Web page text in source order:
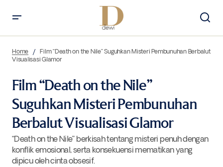
Visualisasi Glamor
Home
Film “Death on the Nile” Suguhkan Misteri Pembunuhan Berbalut
Visualisasi Glamor
Film “Death on the Nile”
Suguhkan Misteri Pembunuhan
Berbalut Visualisasi Glamor
“Death on the Nile” berkisah tentang misteri penuh dengan
konflik emosional, serta konsekuensi mematikan yang
dipicu oleh cinta obsesif.